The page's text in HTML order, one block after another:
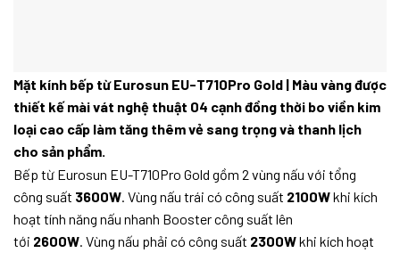
Mặt kính bếp từ Eurosun EU-T710Pro Gold | Màu vàng được
thiết kế mài vát nghệ thuật 04 cạnh đồng thời bo viền kim
loại cao cấp làm tăng thêm vẻ sang trọng và thanh lịch
cho sản phẩm.
Bếp từ Eurosun EU-T710Pro Gold gồm 2 vùng nấu với tổng
công suất 3600W . Vùng nấu trái có công suất 2100Wkhi kích
hoạt tính năng nấu nhanh Booster công suất lên
tới 2600W . Vùng nấu phải có công suất 2300Wkhi kích hoạt